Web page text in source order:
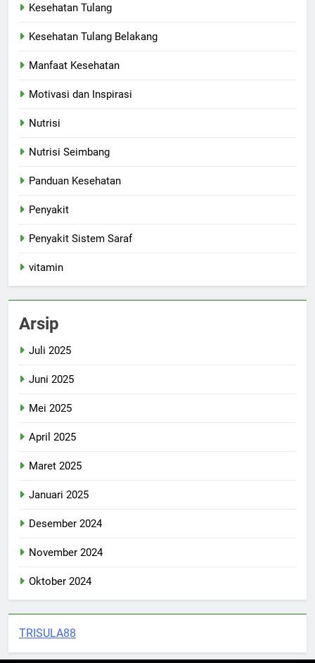
Kesehatan Tulang
Kesehatan Tulang Belakang
Manfaat Kesehatan
Motivasi dan Inspirasi
Nutrisi
Nutrisi Seimbang
Panduan Kesehatan
Penyakit
Penyakit Sistem Saraf
vitamin
Arsip
Juli 2025
Juni 2025
Mei 2025
April 2025
Maret 2025
Januari 2025
Desember 2024
November 2024
Oktober 2024
TRISULA88